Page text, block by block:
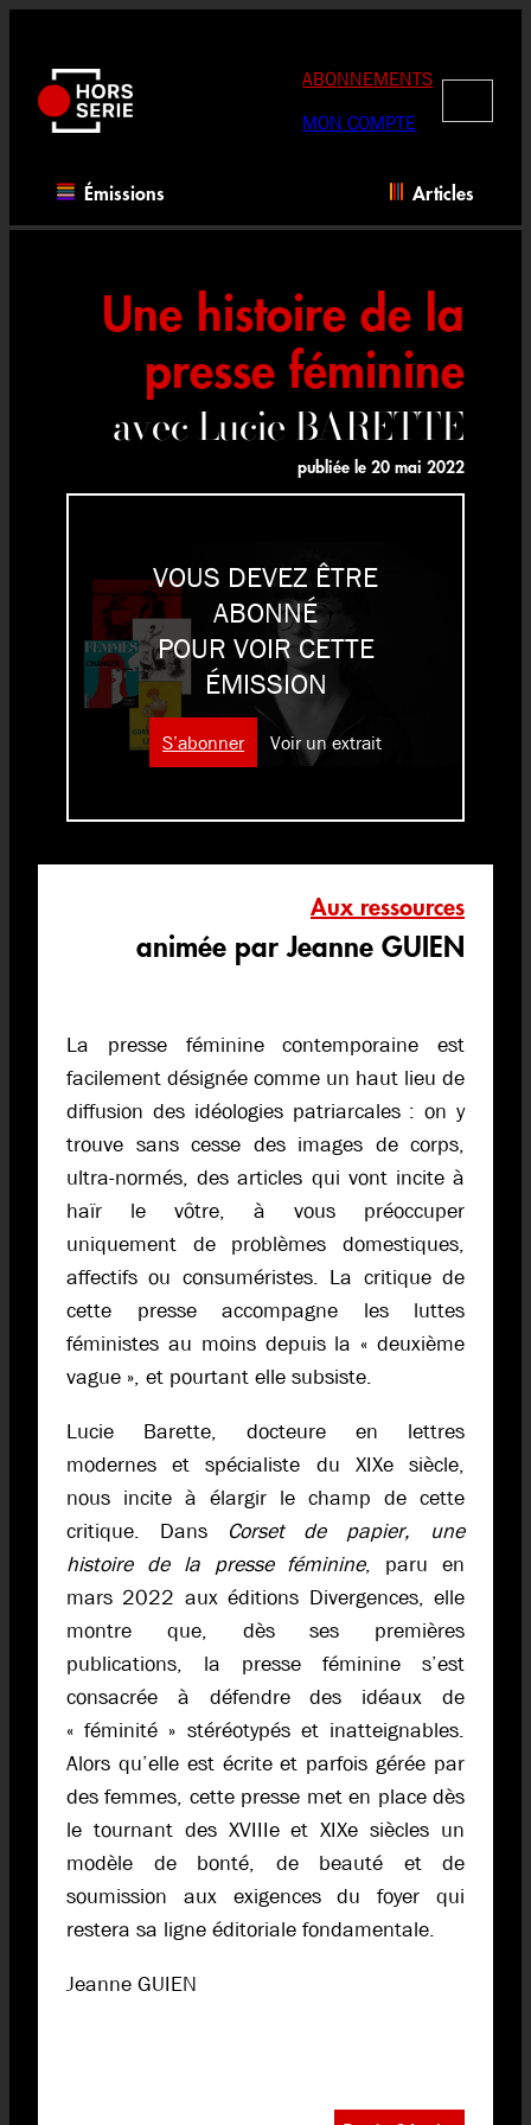
contenu
ABONNEMENTS
MON COMPTE
Émissions Articles
Une histoire de la
presse féminine
avec Lucie BARETTE
publiée le 20 mai 2022
VOUS DEVEZ ÊTRE
ABONNÉ
POUR VOIR CETTE
ÉMISSION
S’abonner Voir un extrait
Aux ressources
animée par Jeanne GUIEN
La presse féminine contemporaine est
facilement désignée comme un haut lieu de
diffusion des idéologies patriarcales : on y
trouve sans cesse des images de corps,
ultra-normés, des articles qui vont incite à
haïr le vôtre, à vous préoccuper
uniquement de problèmes domestiques,
affectifs ou consuméristes. La critique de
cette presse accompagne les luttes
féministes au moins depuis la « deuxième
vague », et pourtant elle subsiste.
Lucie Barette, docteure en lettres
modernes et spécialiste du XIXe siècle,
nous incite à élargir le champ de cette
critique. Dans
Corset de papier, une
histoire de la presse féminine, paru en
mars 2022 aux éditions Divergences, elle
montre que, dès ses premières
publications, la presse féminine s’est
consacrée à défendre des idéaux de
« féminité » stéréotypés et inatteignables.
Alors qu’elle est écrite et parfois gérée par
des femmes, cette presse met en place dès
le tournant des XVIIIe et XIXe siècles un
modèle de bonté, de beauté et de
soumission aux exigences du foyer qui
restera sa ligne éditoriale fondamentale.
Jeanne GUIEN